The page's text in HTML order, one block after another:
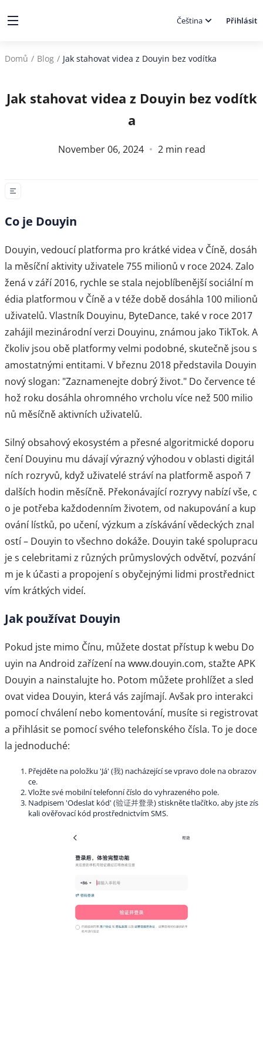
Čeština Přihlásit
Domů / Blog / Jak stahovat videa z Douyin bez vodítka
Jak stahovat videa z Douyin bez vodítk
a
November 06, 2024 2min read
Co je Douyin
Douyin, vedoucí platforma pro krátké videa v Číně, dosáh
la měsíční aktivity uživatele 755 milionů v roce 2024. Zalo
žená v září 2016, rychle se stala nejoblíbenější sociální m
édia platformou v Číně a v téže době dosáhla 100 milionů
uživatelů. Vlastník Douyinu, ByteDance, také v roce 2017
zahájil mezinárodní verzi Douyinu, známou jako TikTok. A
čkoliv jsou obě platformy velmi podobné, skutečně jsou s
amostatnými entitami. V březnu 2018 představila Douyin
nový slogan: "Zaznamenejte dobrý život." Do července té
hož roku dosáhla ohromného vrcholu více než 500 milio
nů měsíčně aktivních uživatelů.
Silný obsahový ekosystém a přesné algoritmické doporu
čení Douyinu mu dávají výrazný výhodou v oblasti digitál
ních rozryvů, když uživatelé stráví na platformě aspoň 7
dalších hodin měsíčně. Překonávající rozryvy nabízí vše, c
o je potřeba každodenním životem, od nakupování a kup
ování lístků, po učení, výzkum a získávání vědeckých znal
ostí – Douyin to všechno dokáže. Douyin také spolupracu
je s celebritami z různých průmyslových odvětví, pozvání
m je k účasti a propojení s obyčejnými lidmi prostřednict
vím krátkých videí.
Jak používat Douyin
Pokud jste mimo Čínu, můžete dostat přístup k webu Do
uyin na Android zařízení na www.douyin.com, stažte APK
Douyin a nainstalujte ho. Potom můžete prohlížet a sled
ovat videa Douyin, která vás zajímají. Avšak pro interakci
pomocí chválení nebo komentování, musíte si registrovat
a přihlásit se pomocí svého telefonského čísla. To je doce
la jednoduché:
Přejděte na položku 'Já' (我) nacházející se vpravo dole na obrazov
ce.
Vložte své mobilní telefonní číslo do vyhrazeného pole.
Nadpisem 'Odeslat kód' (验证并登录) stiskněte tlačítko, aby jste zís
kali ověřovací kód prostřednictvím SMS.